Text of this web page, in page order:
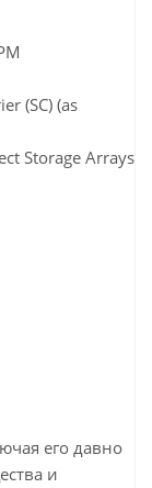
(SC) (as
Storage Arrays
его давно
и